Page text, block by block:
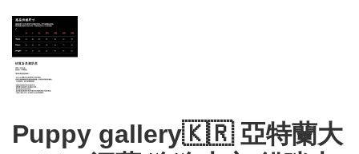
Puppy gallery🇰🇷 亞特蘭大